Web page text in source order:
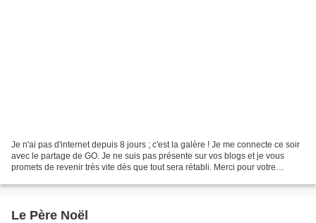
Je n'ai pas d'internet depuis 8 jours ; c'est la galère ! Je me connecte ce soir
avec le partage de GO. Je ne suis pas présente sur vos blogs et je vous
promets de revenir très vite dès que tout sera rétabli. Merci pour votre
Le Père Noël